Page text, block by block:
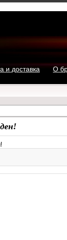
и доставка О